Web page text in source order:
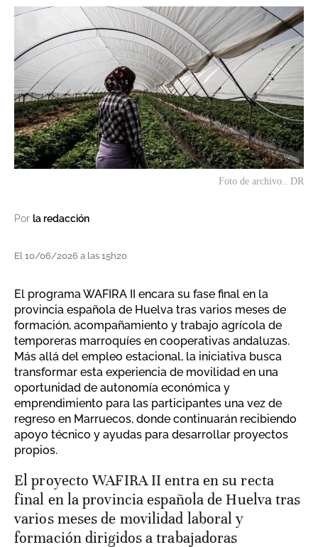
Foto de archivo.. DR
Por la redacción
El 10/06/2026 a las 15h20
El programa WAFIRA II encara su fase final en la
provincia española de Huelva tras varios meses de
formación, acompañamiento y trabajo agrícola de
temporeras marroquíes en cooperativas andaluzas.
Más allá del empleo estacional, la iniciativa busca
transformar esta experiencia de movilidad en una
oportunidad de autonomía económica y
emprendimiento para las participantes una vez de
regreso en Marruecos, donde continuarán recibiendo
apoyo técnico y ayudas para desarrollar proyectos
propios.
El proyecto WAFIRA II entra en su recta
final en la provincia española de Huelva tras
varios meses de movilidad laboral y
formación dirigidos a trabajadoras